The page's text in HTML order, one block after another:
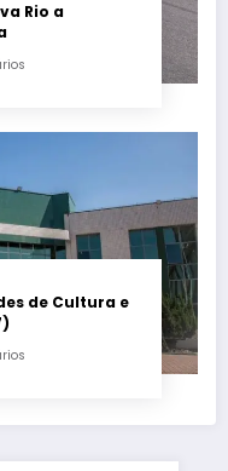
Rio a
de Cultura e